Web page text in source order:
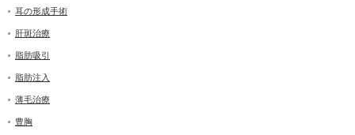
耳の形成手術
肝斑治療
脂肪吸引
脂肪注入
薄毛治療
豊胸